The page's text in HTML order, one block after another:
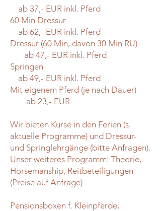
ab 37,- EUR inkl. Pferd
60 Min Dressur
ab 62,- EUR inkl. Pferd
Dressur (60 Min, davon 30 Min RU)
ab 47,- EUR inkl. Pferd
Springen
ab 49,- EUR inkl. Pferd
Mit eigenem Pferd (je nach Dauer)
ab 23,- EUR
Wir bieten Kurse in den Ferien (s.
aktuelle Programme) und Dressur-
und Springlehrgänge (bitte Anfragen).
Unser weiteres Programm: Theorie,
Horsemanship, Reitbeteiligungen
(Preise auf Anfrage)
Pensionsboxen f. Kleinpferde,